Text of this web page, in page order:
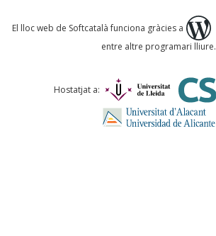
Què proposeu?
Comentari *
El lloc web de Softcatalà funciona gràcies a
entre altre programari lliure.
Hostatjat a: